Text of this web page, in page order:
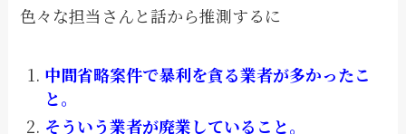
色々な担当さんと話から推測するに
中間省略案件で暴利を貪る業者が多かったこ
と。
そういう業者が廃業していること。